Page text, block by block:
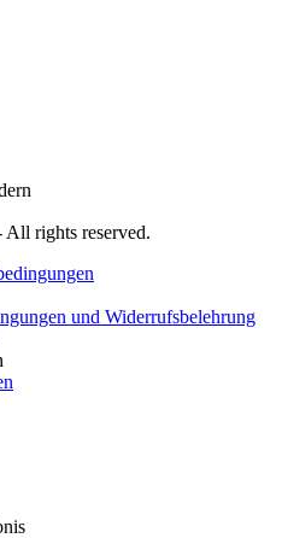
All rights reserved.
und Widerrufsbelehrung